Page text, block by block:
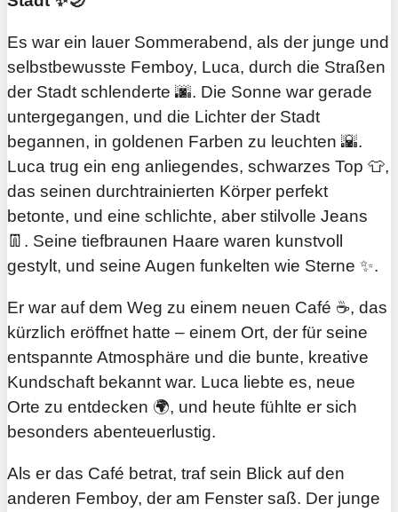
Es war ein lauer Sommerabend, als der junge und
selbstbewusste Femboy, Luca, durch die Straßen
der Stadt schlenderte 🌆. Die Sonne war gerade
untergegangen, und die Lichter der Stadt
begannen, in goldenen Farben zu leuchten 🌇.
Luca trug ein eng anliegendes, schwarzes Top 👕,
das seinen durchtrainierten Körper perfekt
betonte, und eine schlichte, aber stilvolle Jeans
👖. Seine tiefbraunen Haare waren kunstvoll
gestylt, und seine Augen funkelten wie Sterne ✨.
Er war auf dem Weg zu einem neuen Café ☕, das
kürzlich eröffnet hatte – einem Ort, der für seine
entspannte Atmosphäre und die bunte, kreative
Kundschaft bekannt war. Luca liebte es, neue
Orte zu entdecken 🌍, und heute fühlte er sich
besonders abenteuerlustig.
Als er das Café betrat, traf sein Blick auf den
anderen Femboy, der am Fenster saß. Der junge